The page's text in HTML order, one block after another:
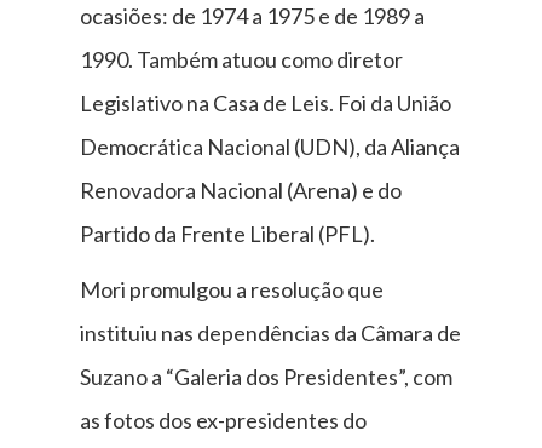
ocasiões: de 1974 a 1975 e de 1989 a
1990. Também atuou como diretor
Legislativo na Casa de Leis. Foi da União
Democrática Nacional (UDN), da Aliança
Renovadora Nacional (Arena) e do
Partido da Frente Liberal (PFL).
Mori promulgou a resolução que
instituiu nas dependências da Câmara de
Suzano a “Galeria dos Presidentes”, com
as fotos dos ex-presidentes do